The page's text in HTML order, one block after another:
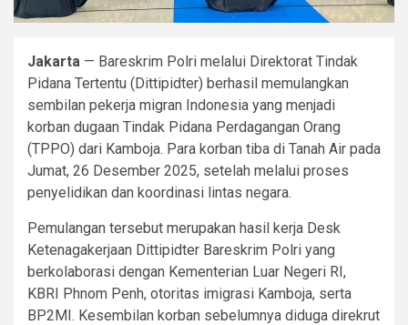
Jakarta — Bareskrim Polri melalui Direktorat Tindak
Pidana Tertentu (Dittipidter) berhasil memulangkan
sembilan pekerja migran Indonesia yang menjadi
korban dugaan Tindak Pidana Perdagangan Orang
(TPPO) dari Kamboja. Para korban tiba di Tanah Air pada
Jumat, 26 Desember 2025, setelah melalui proses
penyelidikan dan koordinasi lintas negara.
Pemulangan tersebut merupakan hasil kerja Desk
Ketenagakerjaan Dittipidter Bareskrim Polri yang
berkolaborasi dengan Kementerian Luar Negeri RI,
KBRI Phnom Penh, otoritas imigrasi Kamboja, serta
BP2MI. Kesembilan korban sebelumnya diduga direkrut